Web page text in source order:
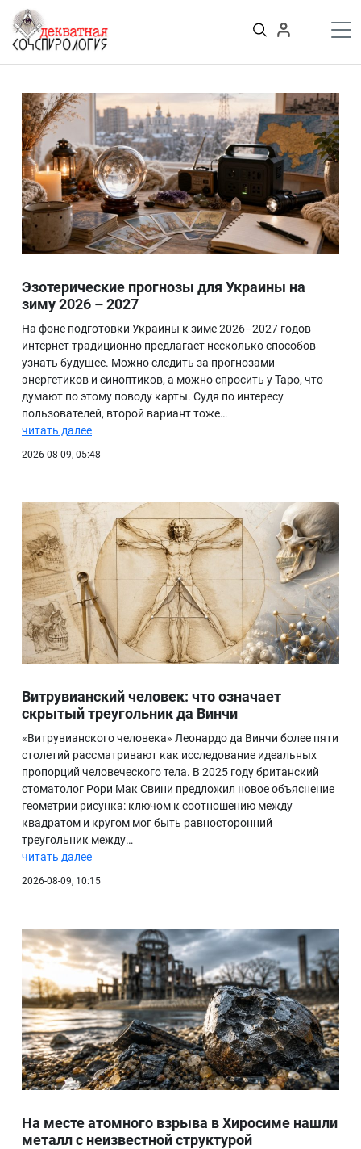
содержимому
Войти
Теории заговора
Тайные общества и секты
Власть
Деньги
Пороки
Криминал
Грязные деньги Украины
Здоровье
История и археология
Игромания
Неизведанное
Персоны
Практика
БИБЛИОТЕКА
ВИДЕО
ФОТО
Эзотерические прогнозы для Украины на
зиму 2026 – 2027
На фоне подготовки Украины к зиме 2026–2027 годов
интернет традиционно предлагает несколько способов
узнать будущее. Можно следить за прогнозами
энергетиков и синоптиков, а можно спросить у Таро, что
думают по этому поводу карты. Судя по интересу
пользователей, второй вариант тоже…
читать далее
2026-08-09, 05:48
Витрувианский человек: что означает
скрытый треугольник да Винчи
«Витрувианского человека» Леонардо да Винчи более пяти
столетий рассматривают как исследование идеальных
пропорций человеческого тела. В 2025 году британский
стоматолог Рори Мак Свини предложил новое объяснение
геометрии рисунка: ключом к соотношению между
квадратом и кругом мог быть равносторонний
треугольник между…
читать далее
2026-08-09, 10:15
На месте атомного взрыва в Хиросиме нашли
металл с неизвестной структурой